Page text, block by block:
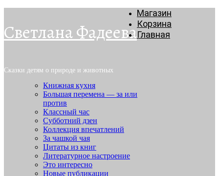
Светлана Фадеева
Сказки детям о природе и животных
Магазин
Корзина
Главная
Книжная кухня
Большая перемена — за или
против
Классный час
Субботний дзен
Коллекция впечатлений
За чашкой чая
Цитаты из книг
Литературное настроение
Это интересно
Новые публикации